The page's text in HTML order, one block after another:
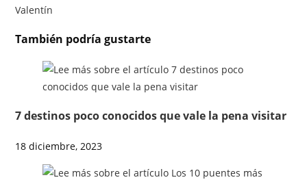
Valentín
También podría gustarte
7 destinos poco conocidos que vale la pena visitar
18 diciembre, 2023